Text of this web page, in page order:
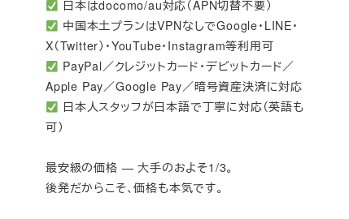
日本はdocomo/au対応（APN切替不要）
中国本土プランはVPNなしでGoogle・LINE・
X（Twitter）・YouTube・Instagram等利用可
PayPal／クレジットカード・デビットカード／
Apple Pay／Google Pay／暗号資産決済に対応
日本人スタッフが日本語で丁寧に対応（英語も
可）
最安級の価格 — 大手のおよそ1/3。
後発だからこそ、価格も本気です。